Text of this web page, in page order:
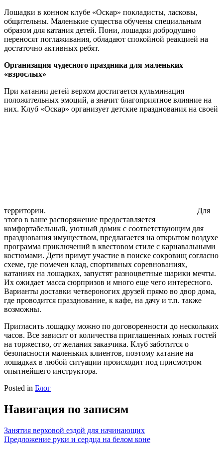
Лошадки в конном клубе «Оскар» покладисты, ласковы,
общительны. Маленькие существа обучены специальным
образом для катания детей. Пони, лошадки добродушно
переносят поглаживания, обладают спокойной реакцией на
достаточно активных ребят.
Организация чудесного праздника для маленьких
«взрослых»
При катании детей верхом достигается кульминация
положительных эмоций, а значит благоприятное влияние на
них. Клуб «Оскар» организует детские празднования на своей
территории.
Для
этого в ваше распоряжение предоставляется
комфортабельный, уютный домик с соответствующим для
празднования имуществом, предлагается на открытом воздухе
программа приключений в квестовом стиле с карнавальными
костюмами. Дети примут участие в поиске сокровищ согласно
схеме, где помечен клад, спортивных соревнованиях,
катаниях на лошадках, запустят разноцветные шарики мечты.
Их ожидает масса сюрпризов и много еще чего интересного.
Варианты доставки четвероногих друзей прямо во двор дома,
где проводится празднование, к кафе, на дачу и т.п. также
возможны.
Пригласить лошадку можно по договоренности до нескольких
часов. Все зависит от количества приглашенных юных гостей
на торжество, от желания заказчика. Клуб заботится о
безопасности маленьких клиентов, поэтому катание на
лошадках в любой ситуации происходит под присмотром
опытнейшего инструктора.
Posted in Блог
Навигация по записям
Занятия верховой ездой для начинающих
Предложение руки и сердца на белом коне